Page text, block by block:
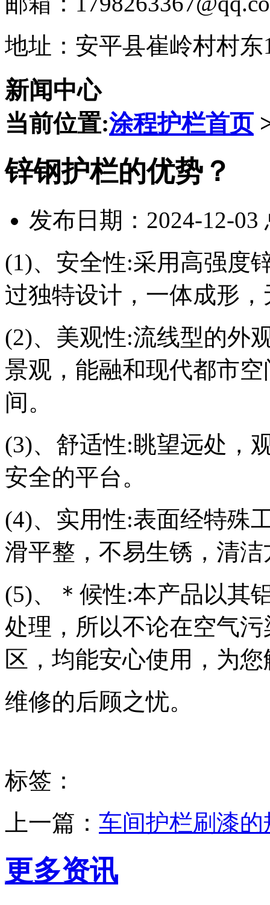
地址：安平县崔岭村村东
新闻中心
当前位置:涂程护栏首页
锌钢护栏的优势？
发布日期：2024-12-03
(1)、安全性:采用高强度
过独特设计，一体成形
(2)、美观性:流线型的外
景观，能融和现代都市
间。
(3)、舒适性:眺望远处，
安全的平台。
(4)、实用性:表面经特殊
滑平整，不易生锈，清
(5)、＊候性:本产品以其
处理，所以不论在空气
区，均能安心使用，为您
维修的后顾之忧。
标签：
上一篇： 车间护栏刷漆的
更多资讯